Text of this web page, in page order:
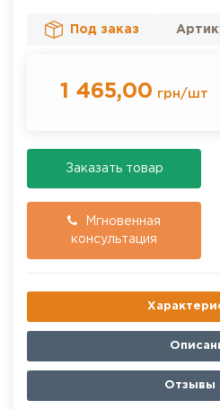
Под заказ
1 465,00 грн/шт
Заказать товар
Мгновенная
консультация
Отзывы